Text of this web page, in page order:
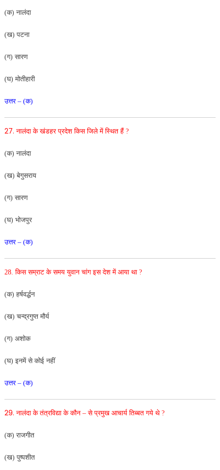
(क) नालंदा
(ख) पटना
(ग) सारण
(घ) मोतीहारी
उत्तर – (क)
27. नालंदा के खंडहर प्रदेश किस जिले में स्थित हैं ?
(क) नालंदा
(ख) बेगुसराय
(ग) सारण
(घ) भोजपुर
उत्तर – (क)
28. किस सम्राट के समय युवान चांग इस देश में आया था ?
(क) हर्षवर्द्धन
(ख) चन्द्रगुप्त मौर्य
(ग) अशोक
(घ) इनमें से कोई नहीं
उत्तर – (क)
29. नालंदा के तंत्रविद्या के कौन – से प्रमुख आचार्य तिब्बत गये थे ?
(क) राजगीत
(ख) पुष्पशीत